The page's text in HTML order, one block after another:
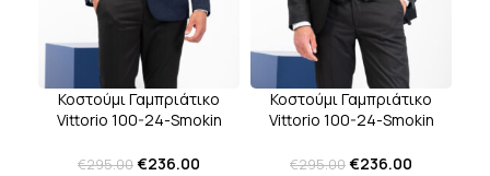
Κοστούμι Γαμπριάτικο
Vittorio 100-24-Smokin
€295.00€236.00
Κοστούμι Γαμπριάτικο
Vittorio 100-24-Smokin
€295.00€236.00